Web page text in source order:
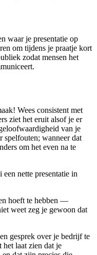
waar je presentatie op
om tijdens je praatje kort
zodat mensen het
Wees consistent met
ziet het eruit alsof je er
van je
wanneer dat
om het even na te
nette presentatie in
hoeft te hebben —
weet zeg je gewoon dat
gesprek over je bedrijf te
het laat zien dat je